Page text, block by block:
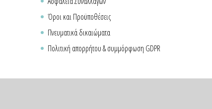
Όροι και Προϋποθέσεις
Πνευματικά δικαιώματα
Πολιτική απορρήτου & συμμόρφωση GDPR